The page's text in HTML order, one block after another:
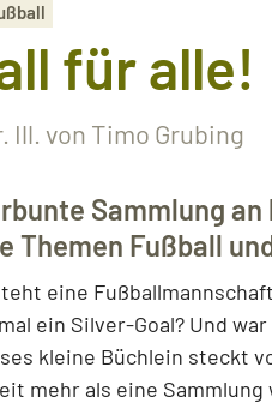
für alle!
Ill. von Timo Grubing
Sammlung
Themen Fußball
eine
ein Silver-Goal? Und
kleine Büchlein steckt
mehr als eine